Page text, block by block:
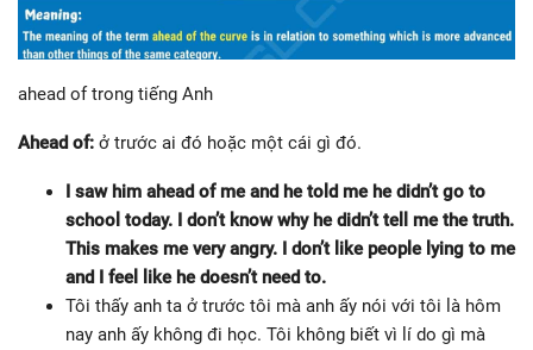
ahead of trong tiếng Anh
Ahead of: ở trước ai đó hoặc một cái gì đó.
I saw him ahead of me and he told me he didn’t go to
school today. I don’t know why he didn’t tell me the truth.
This makes me very angry. I don’t like people lying to me
and I feel like he doesn’t need to.
Tôi thấy anh ta ở trước tôi mà anh ấy nói với tôi là hôm
nay anh ấy không đi học. Tôi không biết vì lí do gì mà